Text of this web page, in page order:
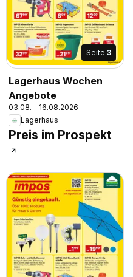
Seite 3
Lagerhaus Wochen
Angebote
03.08. - 16.08.2026
Lagerhaus
Preis im Prospekt